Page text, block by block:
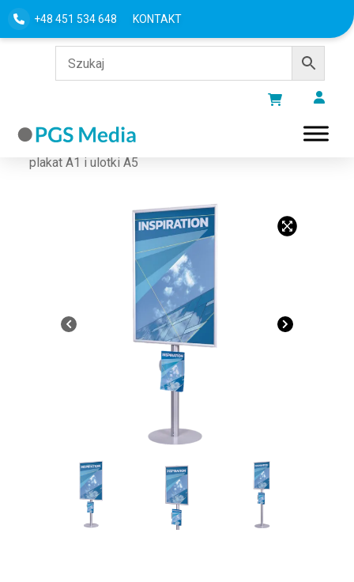
+48 451 534 648 KONTAKT
Strona główna/Stojaki
/ Stojak na
plakat A1 i ulotki A5